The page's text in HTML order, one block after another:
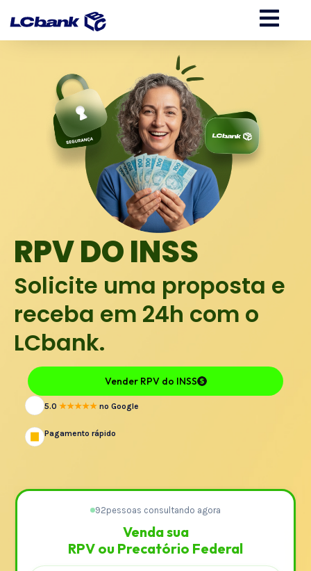
RPV DO INSS
Solicite uma proposta e
receba em 24h com o
LCbank.
Vender RPV do INSS
5.0 ★★★★★ no Google
Pagamento rápido